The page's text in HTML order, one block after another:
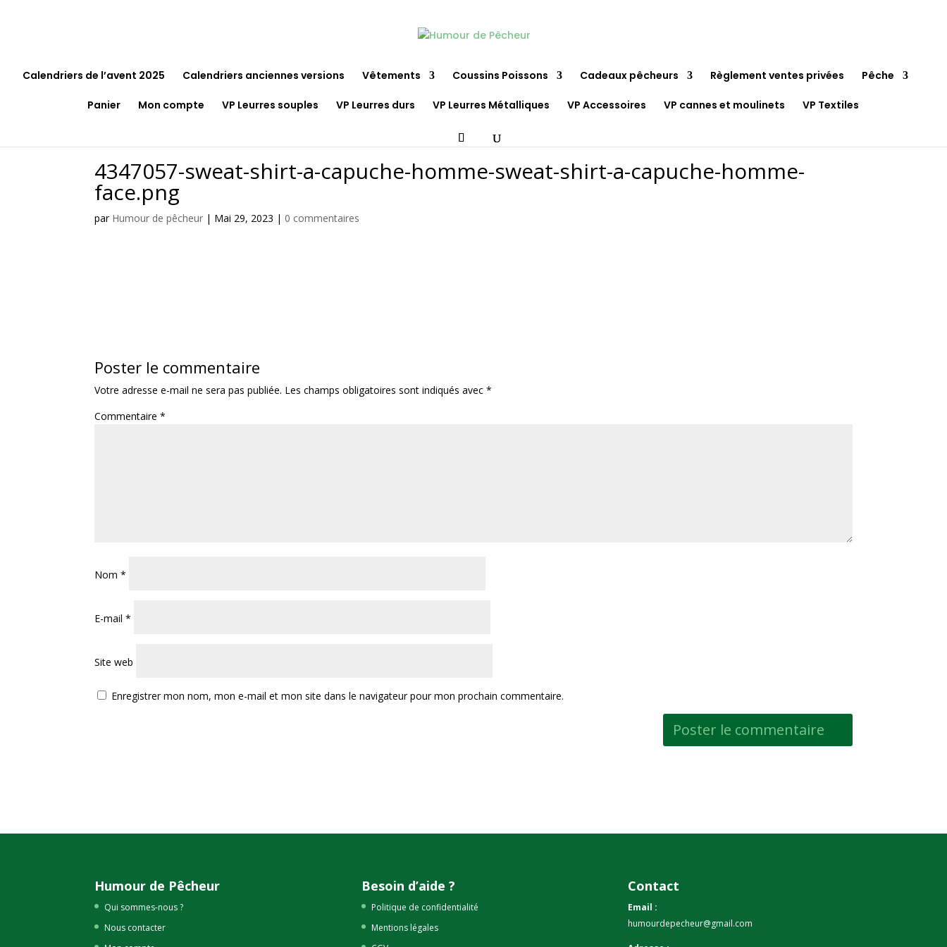
Calendriers de l’avent 2025 Calendriers anciennes versions Vêtements Coussins Poissons Cadeaux pêcheurs Règlement ventes privées Pêche
Panier Mon compte VP Leurres souples VP Leurres durs VP Leurres Métalliques VP Accessoires VP cannes et moulinets VP Textiles
4347057-sweat-shirt-a-capuche-homme-sweat-shirt-a-capuche-homme-
face.png
par Humour de pêcheur | Mai 29, 2023 | 0 commentaires
Poster le commentaire
Votre adresse e-mail ne sera pas publiée. Les champs obligatoires sont indiqués avec*
Commentaire*
Nom*
E-mail*
Site web
Enregistrer mon nom, mon e-mail et mon site dans le navigateur pour mon prochain commentaire.
Humour de Pêcheur
Qui sommes-nous ?
Nous contacter
Besoin d’aide ?
Politique de confidentialité
Mentions légales
Contact
Email :
humourdepecheur@gmail.com